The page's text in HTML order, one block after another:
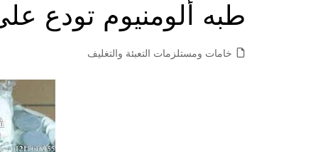
طبه ألومنيوم تودع
خامات ومستلزمات التعبئة والتغليف